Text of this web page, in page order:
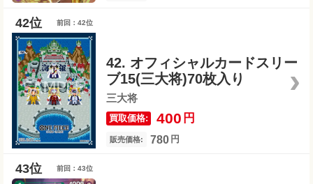
前回：42位
42. オフィシャルカードスリー
ブ15(三大将)70枚入り
三大将
買取価格: 400 円
販売価格: 780 円
前回：43位